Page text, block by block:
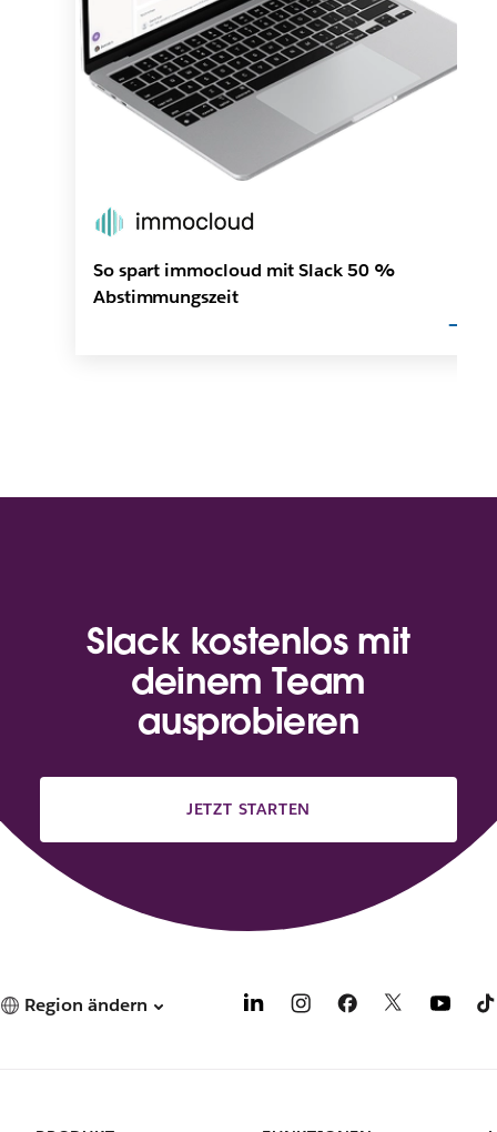
So spart immocloud mit Slack 50 %
Abstimmungszeit
Slack kostenlos mit
deinem Team
ausprobieren
JETZT STARTEN
Region ändern